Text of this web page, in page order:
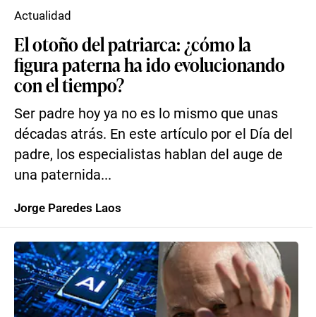
El otoño del patriarca: ¿cómo la
figura paterna ha ido evolucionando
con el tiempo?
Ser padre hoy ya no es lo mismo que unas
décadas atrás. En este artículo por el Día del
padre, los especialistas hablan del auge de
una paternida...
Actualidad
Jorge Paredes Laos